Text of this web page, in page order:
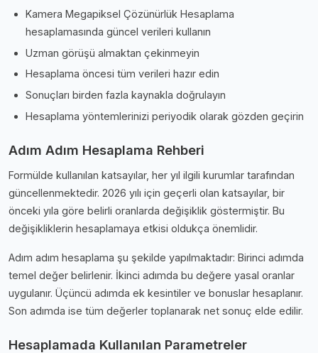
Kamera Megapiksel Çözünürlük Hesaplama
hesaplamasında güncel verileri kullanın
Uzman görüşü almaktan çekinmeyin
Hesaplama öncesi tüm verileri hazır edin
Sonuçları birden fazla kaynakla doğrulayın
Hesaplama yöntemlerinizi periyodik olarak gözden geçirin
Adım Adım Hesaplama Rehberi
Formülde kullanılan katsayılar, her yıl ilgili kurumlar tarafından
güncellenmektedir. 2026 yılı için geçerli olan katsayılar, bir
önceki yıla göre belirli oranlarda değişiklik göstermiştir. Bu
değişikliklerin hesaplamaya etkisi oldukça önemlidir.
Adım adım hesaplama şu şekilde yapılmaktadır: Birinci adımda
temel değer belirlenir. İkinci adımda bu değere yasal oranlar
uygulanır. Üçüncü adımda ek kesintiler ve bonuslar hesaplanır.
Son adımda ise tüm değerler toplanarak net sonuç elde edilir.
Hesaplamada Kullanılan Parametreler